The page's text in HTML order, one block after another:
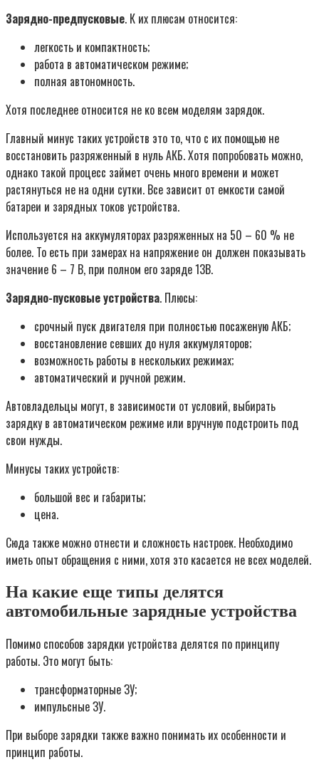
Зарядно-предпусковые. К их плюсам относится:
легкость и компактность;
работа в автоматическом режиме;
полная автономность.
Хотя последнее относится не ко всем моделям зарядок.
Главный минус таких устройств это то, что с их помощью не
восстановить разряженный в нуль АКБ. Хотя попробовать можно,
однако такой процесс займет очень много времени и может
растянуться не на одни сутки. Все зависит от емкости самой
батареи и зарядных токов устройства.
Используется на аккумуляторах разряженных на 50 – 60 % не
более. То есть при замерах на напряжение он должен показывать
значение 6 – 7 В, при полном его заряде 13В.
Зарядно-пусковые устройства. Плюсы:
срочный пуск двигателя при полностью посаженую АКБ;
восстановление севших до нуля аккумуляторов;
возможность работы в нескольких режимах;
автоматический и ручной режим.
Автовладельцы могут, в зависимости от условий, выбирать
зарядку в автоматическом режиме или вручную подстроить под
свои нужды.
Минусы таких устройств:
большой вес и габариты;
цена.
Сюда также можно отнести и сложность настроек. Необходимо
иметь опыт обращения с ними, хотя это касается не всех моделей.
На какие еще типы делятся
автомобильные зарядные устройства
Помимо способов зарядки устройства делятся по принципу
работы. Это могут быть:
трансформаторные ЗУ;
импульсные ЗУ.
При выборе зарядки также важно понимать их особенности и
принцип работы.